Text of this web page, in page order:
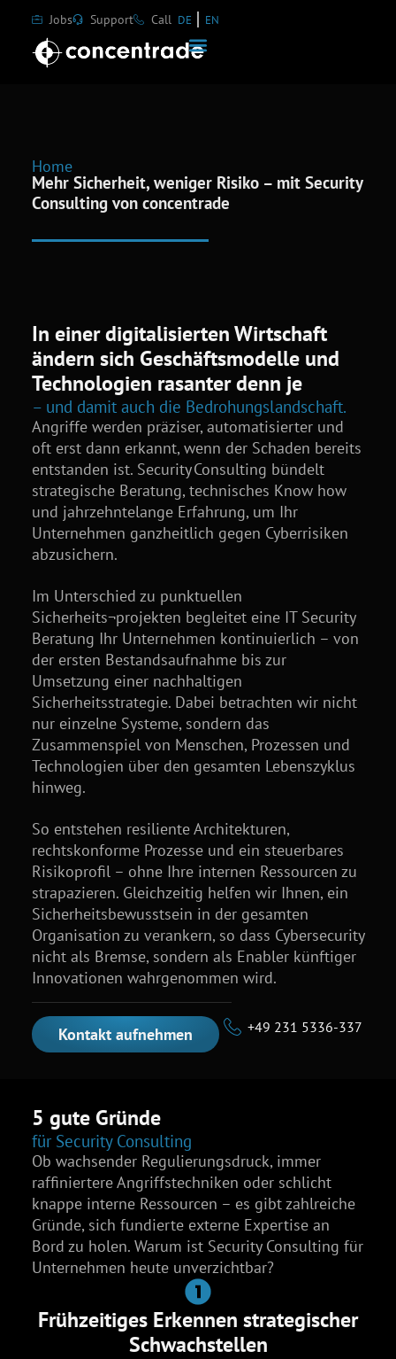
Jobs Support Call DE EN
Home
Mehr Sicherheit, weniger Risiko – mit Security
Consulting von concentrade
In einer digitalisierten Wirtschaft
ändern sich Ge­schäftsmodelle und
Technologien rasanter denn je
– und damit auch die Bedrohungslandschaft.
Angriffe werden präziser, automatisierter und
oft erst dann erkannt, wenn der Schaden bereits
entstanden ist. Security Consulting bündelt
strategische Beratung, technisches Know how
und jahrzehntelange Erfahrung, um Ihr
Unternehmen ganzheitlich gegen Cyberrisiken
abzusichern.
Im Unterschied zu punktuellen
Sicherheits¬projekten begleitet eine IT Security
Beratung Ihr Unternehmen kontinuierlich – von
der ersten Bestandsaufnahme bis zur
Umsetzung einer nachhaltigen
Sicherheitsstrategie. Dabei betrachten wir nicht
nur einzelne Systeme, sondern das
Zusammenspiel von Menschen, Prozessen und
Technologien über den gesamten Lebenszyklus
hinweg.
So entstehen resiliente Architekturen,
rechtskonforme Prozesse und ein steuerbares
Risikoprofil – ohne Ihre internen Ressourcen zu
strapazieren. Gleichzeitig helfen wir Ihnen, ein
Sicherheitsbewusstsein in der gesamten
Organisation zu verankern, so dass Cybersecurity
nicht als Bremse, sondern als Enabler künftiger
Innovationen wahrgenommen wird.
Kontakt aufnehmen +49 231 5336-337
5 gute Gründe
für Security Consulting
Ob wachsender Regulierungsdruck, immer
raffiniertere Angriffstechniken oder schlicht
knappe interne Ressourcen – es gibt zahlreiche
Gründe, sich fundierte externe Expertise an
Bord zu holen. Warum ist Security Consulting für
Unternehmen heute unverzichtbar?
Frühzeitiges Erkennen strategischer
Schwachstellen